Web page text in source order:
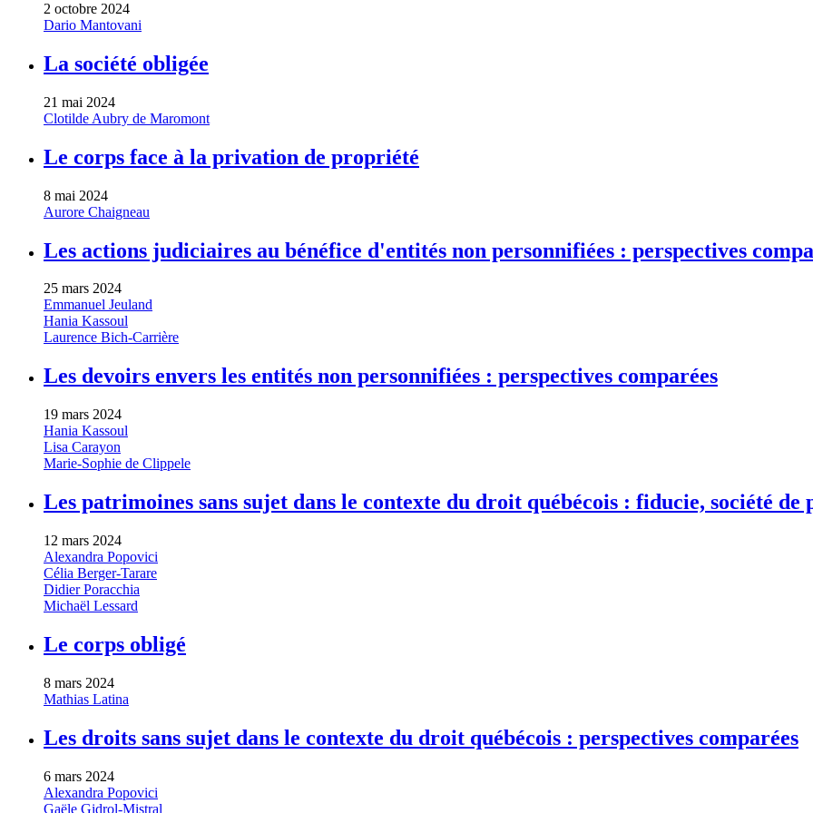
2 octobre 2024
Dario Mantovani
La société obligée
21 mai 2024
Clotilde Aubry de Maromont
Le corps face à la privation de propriété
8 mai 2024
Aurore Chaigneau
Les actions judiciaires au bénéfice d'entités non personnifiées : perspectives
25 mars 2024
Emmanuel Jeuland
Hania Kassoul
Laurence Bich-Carrière
Les devoirs envers les entités non personnifiées : perspectives comparées
19 mars 2024
Hania Kassoul
Lisa Carayon
Marie-Sophie de Clippele
Les patrimoines sans sujet dans le contexte du droit québécois : fiducie, société
12 mars 2024
Alexandra Popovici
Célia Berger-Tarare
Didier Poracchia
Michaël Lessard
Le corps obligé
8 mars 2024
Mathias Latina
Les droits sans sujet dans le contexte du droit québécois : perspectives comparées
6 mars 2024
Alexandra Popovici
Gaële Gidrol-Mistral